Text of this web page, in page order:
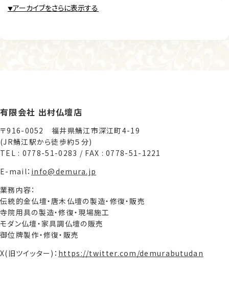
▼アーカイブをさらに表示する
有限会社 出村仏壇店
〒916-0052 福井県鯖江市深江町4-19
(JR鯖江駅から徒歩約５分)
TEL : 0778-51-0283 / FAX : 0778-51-1221
E-mail： info@demura.jp
業務内容：
伝統的金仏壇・唐木仏壇の製造・修復・販売
寺院用具の製造・修復・現場施工
モダン仏壇・家具調仏壇の販売
御位牌製作・修復・販売
X(旧ツイッター)： https://twitter.com/demurabutudan